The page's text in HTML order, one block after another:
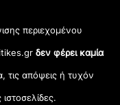
περιεχομένου
δεν φέρει καμία
τις απόψεις ή τυχόν